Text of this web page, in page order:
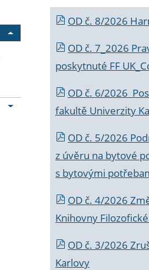
OD č. 8/2026
OD č. 7_2026
poskytnuté FF
OD č. 6/2026
fakultě Univerzity
OD č. 5/2026
z úvěru na bytové
s bytovými
OD č. 4/2026
Knihovny
OD č. 3/2026
Karlovy